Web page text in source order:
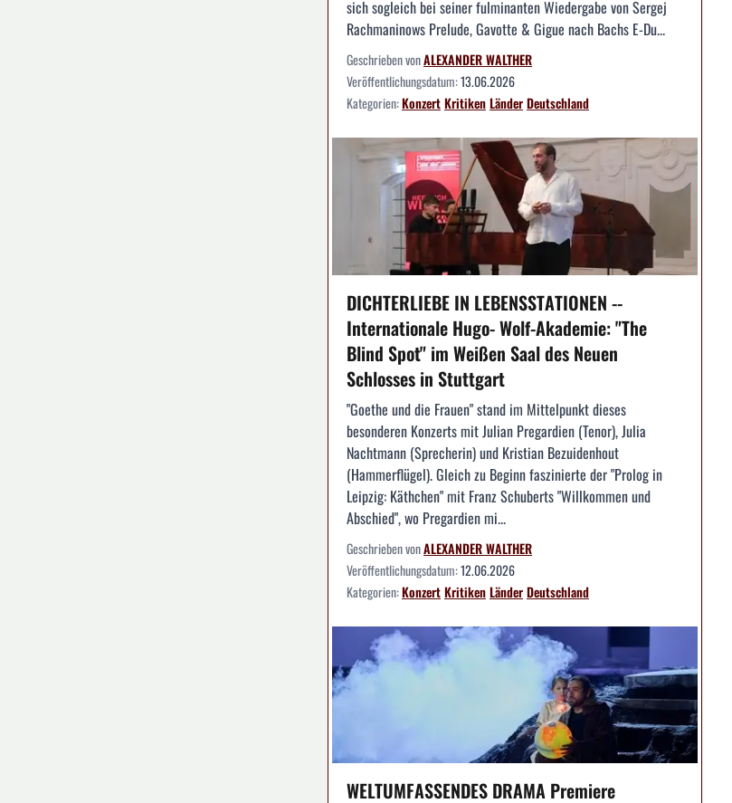
sich sogleich bei seiner fulminanten Wiedergabe von Sergej
Rachmaninows Prelude, Gavotte & Gigue nach Bachs E-Du...
Geschrieben vonALEXANDER WALTHER
Veröffentlichungsdatum:13.06.2026
Kategorien:KonzertKritikenLänderDeutschland
DICHTERLIEBE IN LEBENSSTATIONEN --
Internationale Hugo- Wolf-Akademie: "The
Blind Spot" im Weißen Saal des Neuen
Schlosses in Stuttgart
"Goethe und die Frauen" stand im Mittelpunkt dieses
besonderen Konzerts mit Julian Pregardien (Tenor), Julia
Nachtmann (Sprecherin) und Kristian Bezuidenhout
(Hammerflügel). Gleich zu Beginn faszinierte der "Prolog in
Leipzig: Käthchen" mit Franz Schuberts "Willkommen und
Abschied", wo Pregardien mi...
Geschrieben vonALEXANDER WALTHER
Veröffentlichungsdatum:12.06.2026
Kategorien:KonzertKritikenLänderDeutschland
WELTUMFASSENDES DRAMA Premiere